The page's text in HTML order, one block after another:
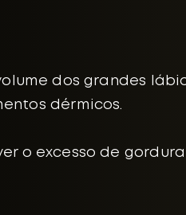
dos grandes
dérmicos.
o excesso de